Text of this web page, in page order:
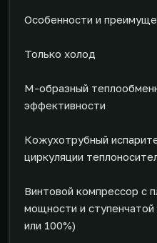
Особенности и
Только холод
М-образный
эффективности
Кожухотрубный
циркуляции
Винтовой компрессор с
мощности и ступенчатой
или 100%)